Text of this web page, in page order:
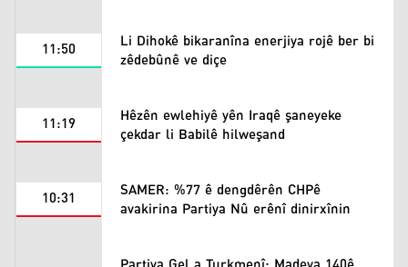
11:50 Li Dihokê bikaranîna enerjiya rojê ber bi
zêdebûnê ve diçe
11:19 Hêzên ewlehiyê yên Iraqê şaneyeke
çekdar li Babilê hilweşand
10:31 SAMER: %77 ê dengdêrên CHPê
avakirina Partiya Nû erênî dinirxînin